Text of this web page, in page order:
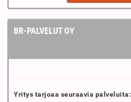
BR-PALVELUT OY
Yritys tarjoaa seuraavia palveluita: